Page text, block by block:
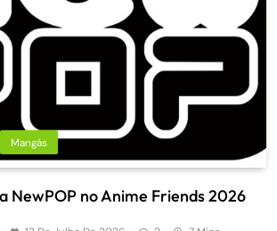
Mangás
NewPOP no Anime Friends 2026